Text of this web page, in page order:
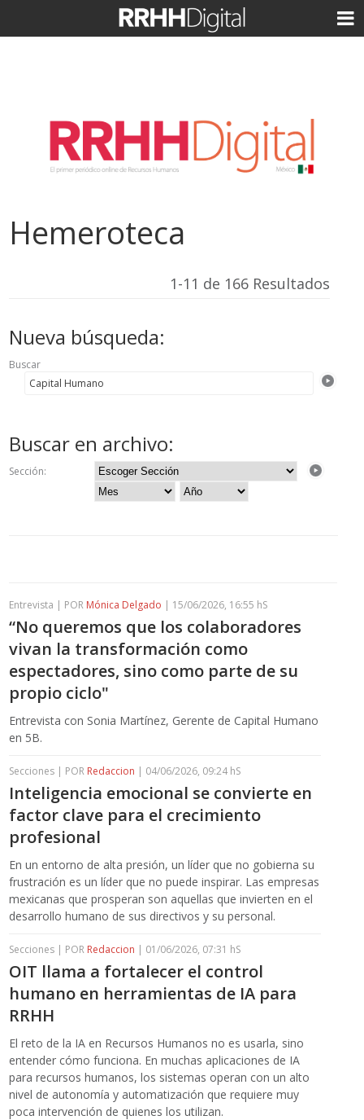
Hemeroteca
1-11 de 166 Resultados
Nueva búsqueda:
Buscar
Buscar en archivo:
Sección:
Entrevista | POR Mónica Delgado | 15/06/2026, 16:55 hS
“No queremos que los colaboradores
vivan la transformación como
espectadores, sino como parte de su
propio ciclo"
Entrevista con Sonia Martínez, Gerente de Capital Humano
en 5B.
Secciones | POR Redaccion | 04/06/2026, 09:24 hS
Inteligencia emocional se convierte en
factor clave para el crecimiento
profesional
En un entorno de alta presión, un líder que no gobierna su
frustración es un líder que no puede inspirar. Las empresas
mexicanas que prosperan son aquellas que invierten en el
desarrollo humano de sus directivos y su personal.
Secciones | POR Redaccion | 01/06/2026, 07:31 hS
OIT llama a fortalecer el control
humano en herramientas de IA para
RRHH
El reto de la IA en Recursos Humanos no es usarla, sino
entender cómo funciona. En muchas aplicaciones de IA
para recursos humanos, los sistemas operan con un alto
nivel de autonomía y automatización que requiere muy
poca intervención de quienes los utilizan.